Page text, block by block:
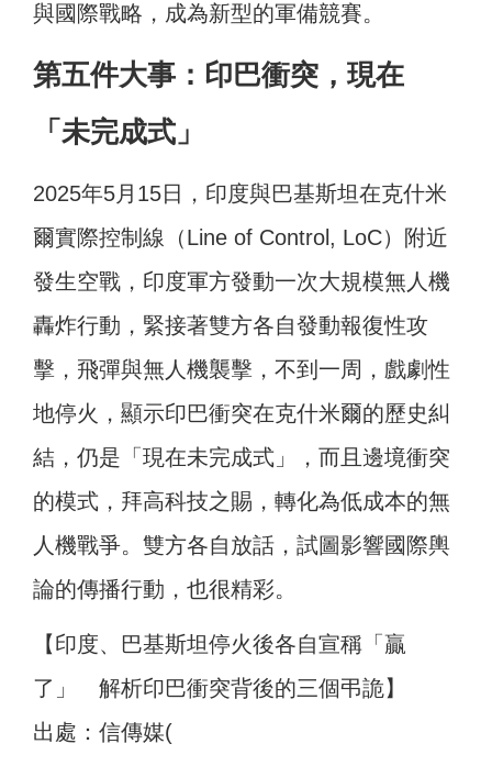
與國際戰略，成為新型的軍備競賽。
第五件大事：印巴衝突，現在
「未完成式」
2025年5月15日，印度與巴基斯坦在克什米
爾實際控制線（Line of Control, LoC）附近
發生空戰，印度軍方發動一次大規模無人機
轟炸行動，緊接著雙方各自發動報復性攻
擊，飛彈與無人機襲擊，不到一周，戲劇性
地停火，顯示印巴衝突在克什米爾的歷史糾
結，仍是「現在未完成式」，而且邊境衝突
的模式，拜高科技之賜，轉化為低成本的無
人機戰爭。雙方各自放話，試圖影響國際輿
論的傳播行動，也很精彩。
【印度、巴基斯坦停火後各自宣稱「贏
了」 解析印巴衝突背後的三個弔詭】
出處：信傳媒(